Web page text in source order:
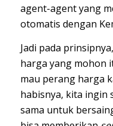
agent-agent yang
otomatis dengan
Jadi pada
harga yang mohon
mau perang harga
habisnya, kita ingin
sama untuk